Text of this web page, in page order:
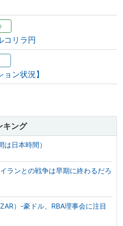
コリラ円
ン状況】
キング
日本時間）
ランとの戦争は早期に終わるだろ
）-豪ドル、RBA理事会に注目